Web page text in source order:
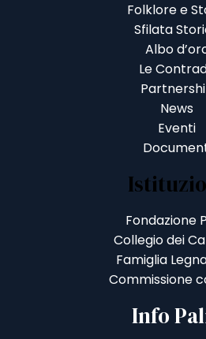
Folklore e
Sfilata
Albo
Le
News
Eventi
Fondazione
Collegio dei
Famiglia
Commissione
Info